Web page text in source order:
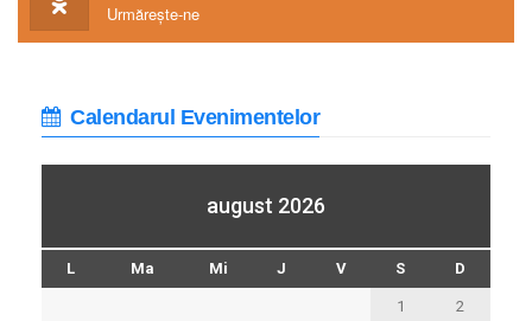
Urmărește-ne
Calendarul Evenimentelor
august 2026
L Ma Mi J V S D
1 2